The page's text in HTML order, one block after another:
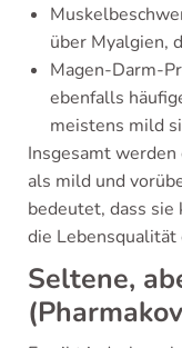
über Myalgien,
Magen-Darm-
ebenfalls
meistens mild
Insgesamt
als mild und
bedeutet, dass sie
die
Seltene,